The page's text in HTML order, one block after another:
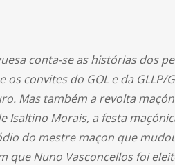
conta-se as histórias dos
convites do GOL e da GLLP/
Mas também a revolta
Isaltino Morais, a festa
do mestre maçon que
que Nuno Vasconcellos foi